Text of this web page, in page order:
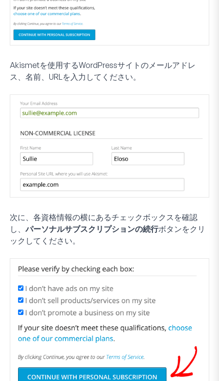
Akismetを使用するWordPressサイトのメールアドレ
ス、名前、URLを入力してください。
次に、各資格情報の横にあるチェックボックスを確認
し、パーソナルサブスクリプションの続行ボタンをクリ
ックしてください。